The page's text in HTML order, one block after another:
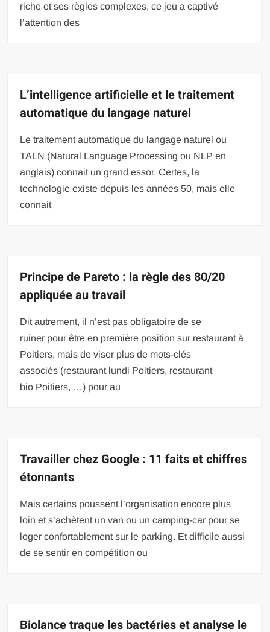
riche et ses règles complexes, ce jeu a captivé
l’attention des
L’intelligence artificielle et le traitement
automatique du langage naturel
Le traitement automatique du langage naturel ou
TALN (Natural Language Processing ou NLP en
anglais) connait un grand essor. Certes, la
technologie existe depuis les années 50, mais elle
connait
Principe de Pareto : la règle des 80/20
appliquée au travail
Dit autrement, il n’est pas obligatoire de se
ruiner pour être en première position sur restaurant à
Poitiers, mais de viser plus de mots-clés
associés (restaurant lundi Poitiers, restaurant
bio Poitiers, …) pour au
Travailler chez Google : 11 faits et chiffres
étonnants
Mais certains poussent l’organisation encore plus
loin et s’achètent un van ou un camping-car pour se
loger confortablement sur le parking. Et difficile aussi
de se sentir en compétition ou
Biolance traque les bactéries et analyse le